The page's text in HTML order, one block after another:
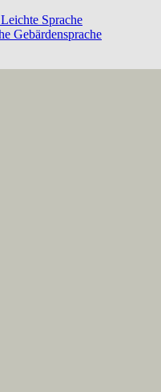
Leichte Sprache
Gebärdensprache